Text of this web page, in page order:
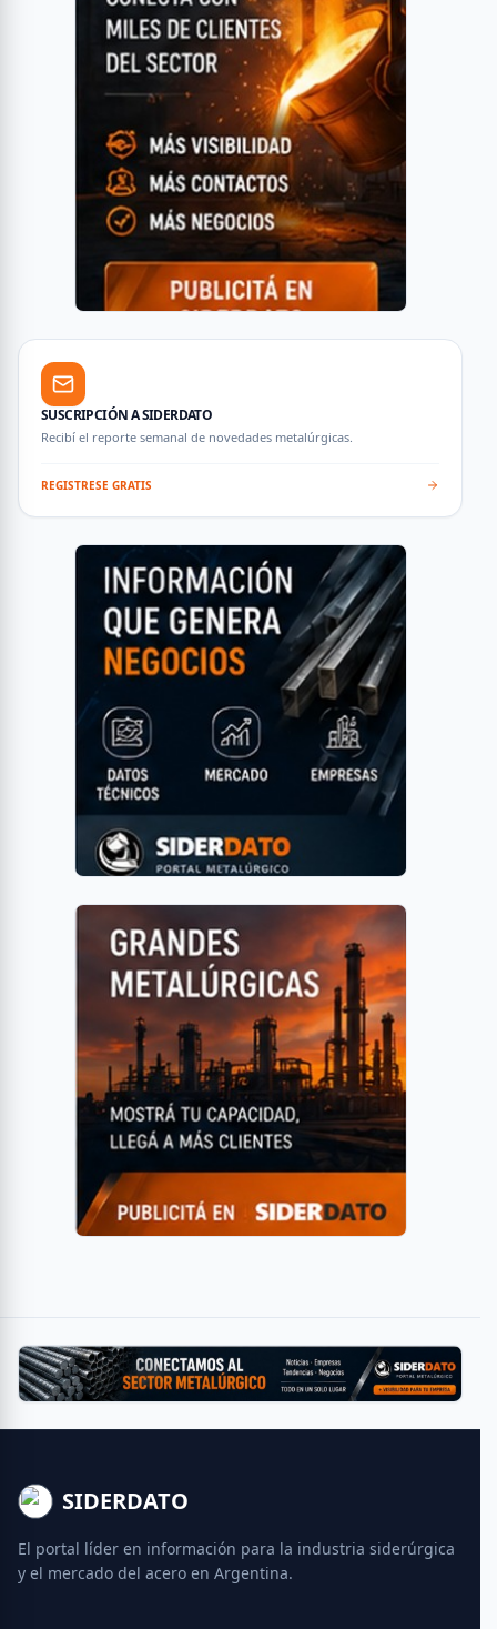
SUSCRIPCIÓN A SIDERDATO
Recibí el reporte semanal de novedades metalúrgicas.
REGISTRESE GRATIS
SIDERDATO
El portal líder en información para la industria siderúrgica
y el mercado del acero en Argentina.